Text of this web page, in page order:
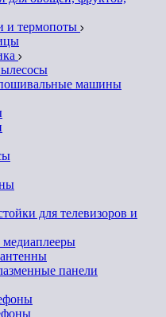
и термопоты
машины
для телевизоров и
панели